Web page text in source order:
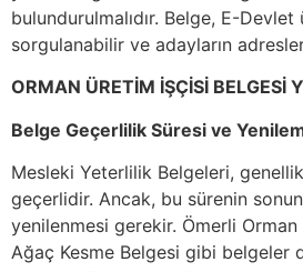
bulundurulmalıdır. Belge, E-Devlet
sorgulanabilir ve adayların
ORMAN ÜRETİM İŞÇİSİ BELGESİ
Belge Geçerlilik Süresi ve
Mesleki Yeterlilik Belgeleri,
geçerlidir. Ancak, bu sürenin
yenilenmesi gerekir. Ömerli
Ağaç Kesme Belgesi gibi belgeler